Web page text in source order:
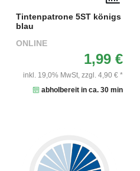
Tintenpatrone 5ST königs
blau
ONLINE
1,99 €
inkl. 19,0% MwSt, zzgl. 4,90 € *
abholbereit in ca. 30 min